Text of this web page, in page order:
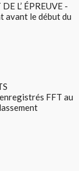
L’ ÉPREUVE -
avant le début du
FFT au